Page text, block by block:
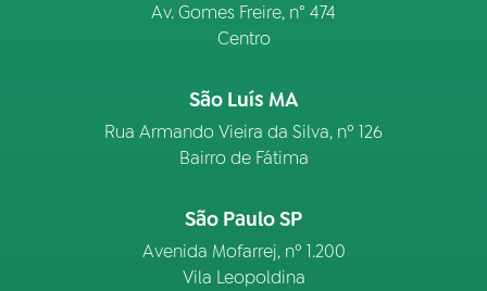
Av. Gomes Freire, n° 474
Centro
São Luís MA
Rua Armando Vieira da Silva, nº 126
Bairro de Fátima
São Paulo SP
Avenida Mofarrej, nº 1.200
Vila Leopoldina